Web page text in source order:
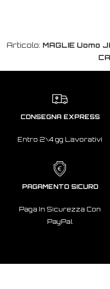
Articolo: MAGLIE Uomo
CONSEGNA EXPRESS
Entro 2\4 gg Lavorativi
PAGAMENTO SICURO
Paga In Sicurezza Con
PayPal